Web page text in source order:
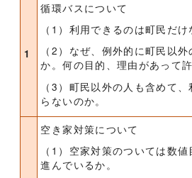
1
循環バスについて
（1）利用できるのは町民だけ
（2）なぜ、例外的に町民以
か。何の目的、理由があって許
（3）町民以外の人も含めて
らないのか。
空き家対策について
（1）空家対策のついては数
進んでいるか。